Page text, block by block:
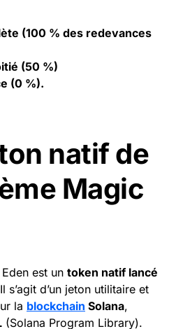
(100 % des redevances
(50 %)
(0 %).
natif de
Magic
est un token natif lancé
Il s’agit d’un jeton utilitaire et
la blockchain Solana,
(Solana Program Library).